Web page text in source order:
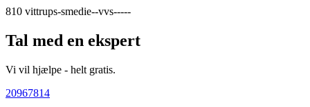
810 vittrups-smedie--vvs-----
Tal med en ekspert
Vi vil hjælpe - helt gratis.
20967814